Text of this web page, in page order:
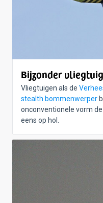
Bijzonder vliegtuig
Vliegtuigen als de
stealth bommenwerper
onconventionele vorm
eens op hol.